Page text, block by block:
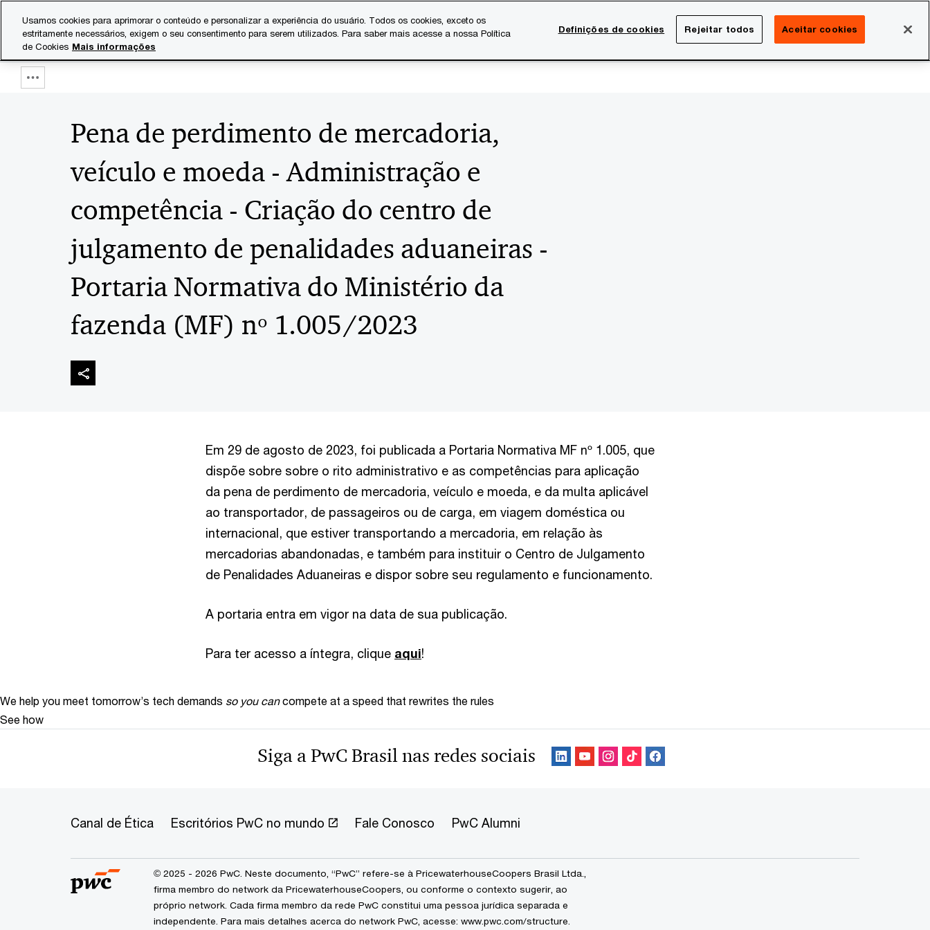
content
footer
Serviços Sala de imprensa
Show
breadcrumbPena de perdimento de mercadoria,
veículo e moeda - Administração e
competência - Criação do centro de
julgamento de penalidades aduaneiras -
Portaria Normativa do Ministério da
fazenda (MF) nº 1.005/2023
Em 29 de agosto de 2023, foi publicada a Portaria Normativa MF nº 1.005, que
dispõe sobre sobre o rito administrativo e as competências para aplicação
da pena de perdimento de mercadoria, veículo e moeda, e da multa aplicável
ao transportador, de passageiros ou de carga, em viagem doméstica ou
internacional, que estiver transportando a mercadoria, em relação às
mercadorias abandonadas, e também para instituir o Centro de Julgamento
de Penalidades Aduaneiras e dispor sobre seu regulamento e funcionamento.
A portaria entra em vigor na data de sua publicação.
Para ter acesso a íntegra, clique aqui!
We help you meet tomorrow’s tech demands so you can compete at a speed that rewrites the rules
See how
Siga a PwC Brasil nas redes sociais
Canal de Ética Escritórios PwC no mundo Fale Conosco PwC Alumni
© 2025 - 2026 PwC. Neste documento, “PwC” refere-se à PricewaterhouseCoopers Brasil Ltda.,
firma membro do network da PricewaterhouseCoopers, ou conforme o contexto sugerir, ao
próprio network. Cada firma membro da rede PwC constitui uma pessoa jurídica separada e
independente. Para mais detalhes acerca do network PwC, acesse: www.pwc.com/structure.
Usamos cookies para aprimorar o conteúdo e personalizar a experiência do usuário. Todos os cookies, exceto os
estritamente necessários, exigem o seu consentimento para serem utilizados. Para saber mais acesse a nossa Política
de Cookies Mais informações
Definições de cookies Rejeitar todos Aceitar cookies